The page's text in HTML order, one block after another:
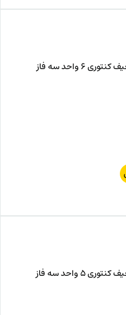
6 واحد سه فاز
5 واحد سه فاز